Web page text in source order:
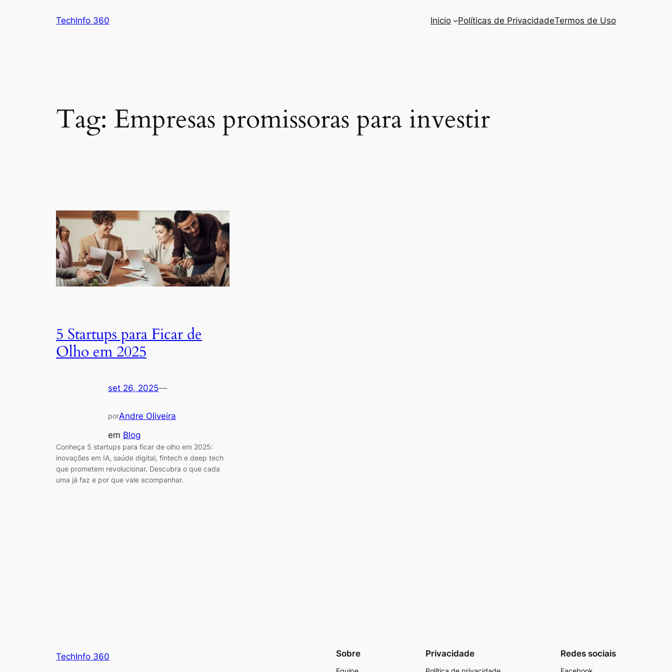
TechInfo 360 Inicio Políticas de PrivacidadeTermos de Uso
Tag: Empresas promissoras para investir
5 Startups para Ficar de
Olho em 2025
set 26, 2025—
porAndre Oliveira
em Blog
Conheça 5 startups para ficar de olho em 2025:
inovações em IA, saúde digital, fintech e deep tech
que prometem revolucionar. Descubra o que cada
uma já faz e por que vale acompanhar.
TechInfo 360 Sobre Privacidade Redes sociais